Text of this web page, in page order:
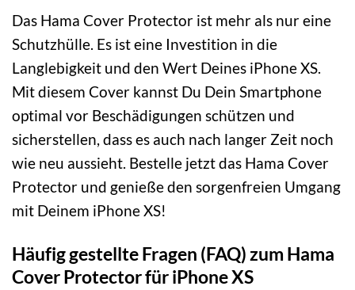
Das Hama Cover Protector ist mehr als nur eine
Schutzhülle. Es ist eine Investition in die
Langlebigkeit und den Wert Deines iPhone XS.
Mit diesem Cover kannst Du Dein Smartphone
optimal vor Beschädigungen schützen und
sicherstellen, dass es auch nach langer Zeit noch
wie neu aussieht. Bestelle jetzt das Hama Cover
Protector und genieße den sorgenfreien Umgang
mit Deinem iPhone XS!
Häufig gestellte Fragen (FAQ) zum Hama
Cover Protector für iPhone XS